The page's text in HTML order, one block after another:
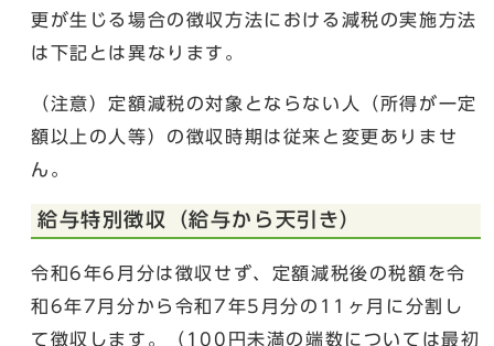
更が生じる場合の徴収方法における減税の実施方法
は下記とは異なります。
（注意）定額減税の対象とならない人（所得が一定
額以上の人等）の徴収時期は従来と変更ありませ
ん。
給与特別徴収（給与から天引き）
令和6年6月分は徴収せず、定額減税後の税額を令
和6年7月分から令和7年5月分の11ヶ月に分割し
て徴収します。（100円未満の端数については最初